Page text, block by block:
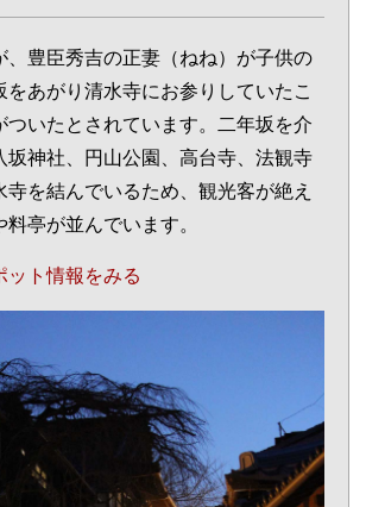
、豊臣秀吉の正妻（ねね）が子供の
をあがり清水寺にお参りしていたこ
ついたとされています。二年坂を介
坂神社、円山公園、高台寺、法観寺
寺を結んでいるため、観光客が絶え
亭が並んでいます。
ト情報をみる